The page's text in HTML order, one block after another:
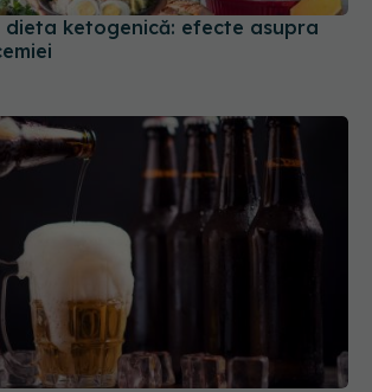
fără gluten e sigură? Studiul care
ce știai